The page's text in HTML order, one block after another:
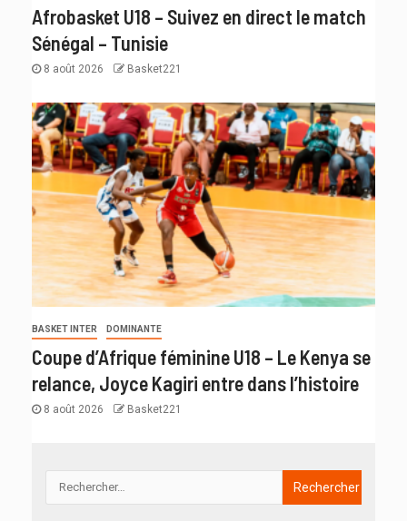
Afrobasket U18 – Suivez en direct le match
Sénégal – Tunisie
8 août 2026 Basket221
BASKET INTER DOMINANTE
Coupe d’Afrique féminine U18 – Le Kenya se
relance, Joyce Kagiri entre dans l’histoire
8 août 2026 Basket221